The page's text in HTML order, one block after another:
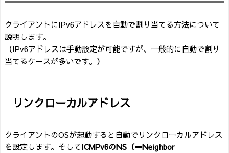
クライアントにIPv6アドレスを自動で割り当てる方法について
説明します。
（IPv6アドレスは手動設定が可能ですが、一般的に自動で割り
当てるケースが多いです。）
リンクローカルアドレス
クライアントのOSが起動すると自動でリンクローカルアドレス
を設定します。そしてICMPv6のNS（＝Neighbor